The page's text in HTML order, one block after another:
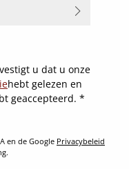
u dat u onze
hebt gelezen en
geaccepteerd. *
en de Google Privacybeleid